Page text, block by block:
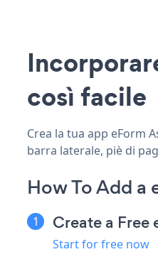
così facile
Crea la tua app eForm
barra laterale, piè di
How To Add a
Create a Free
Start for free now